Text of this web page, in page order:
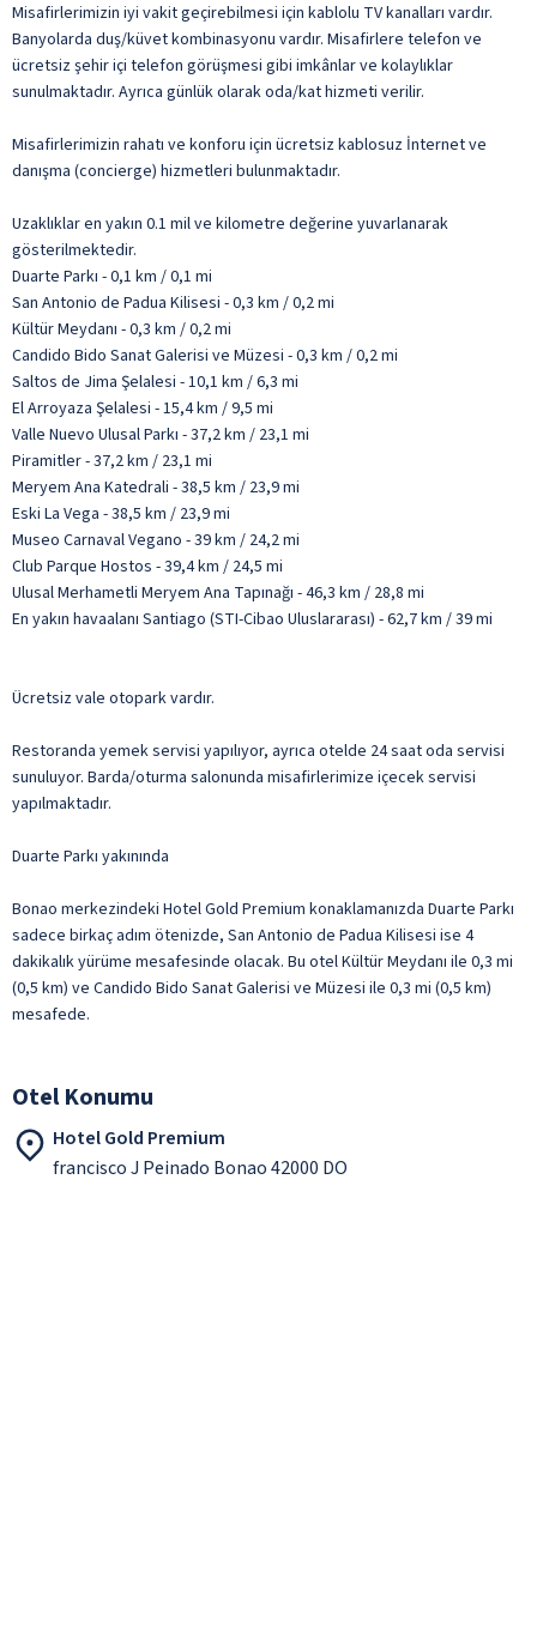
Misafirlerimizin iyi vakit geçirebilmesi için kablolu TV kanalları vardır.
Banyolarda duş/küvet kombinasyonu vardır. Misafirlere telefon ve
ücretsiz şehir içi telefon görüşmesi gibi imkânlar ve kolaylıklar
sunulmaktadır. Ayrıca günlük olarak oda/kat hizmeti verilir.
Misafirlerimizin rahatı ve konforu için ücretsiz kablosuz İnternet ve
danışma (concierge) hizmetleri bulunmaktadır.
Uzaklıklar en yakın 0.1 mil ve kilometre değerine yuvarlanarak
gösterilmektedir.
Duarte Parkı - 0,1 km / 0,1 mi
San Antonio de Padua Kilisesi - 0,3 km / 0,2 mi
Kültür Meydanı - 0,3 km / 0,2 mi
Candido Bido Sanat Galerisi ve Müzesi - 0,3 km / 0,2 mi
Saltos de Jima Şelalesi - 10,1 km / 6,3 mi
El Arroyaza Şelalesi - 15,4 km / 9,5 mi
Valle Nuevo Ulusal Parkı - 37,2 km / 23,1 mi
Piramitler - 37,2 km / 23,1 mi
Meryem Ana Katedrali - 38,5 km / 23,9 mi
Eski La Vega - 38,5 km / 23,9 mi
Museo Carnaval Vegano - 39 km / 24,2 mi
Club Parque Hostos - 39,4 km / 24,5 mi
Ulusal Merhametli Meryem Ana Tapınağı - 46,3 km / 28,8 mi
En yakın havaalanı Santiago (STI-Cibao Uluslararası) - 62,7 km / 39 mi
Ücretsiz vale otopark vardır.
Restoranda yemek servisi yapılıyor, ayrıca otelde 24 saat oda servisi
sunuluyor. Barda/oturma salonunda misafirlerimize içecek servisi
yapılmaktadır.
Duarte Parkı yakınında
Bonao merkezindeki Hotel Gold Premium konaklamanızda Duarte Parkı
sadece birkaç adım ötenizde, San Antonio de Padua Kilisesi ise 4
dakikalık yürüme mesafesinde olacak. Bu otel Kültür Meydanı ile 0,3 mi
(0,5 km) ve Candido Bido Sanat Galerisi ve Müzesi ile 0,3 mi (0,5 km)
mesafede.
Otel Konumu
Hotel Gold Premium
francisco J Peinado Bonao 42000 DO